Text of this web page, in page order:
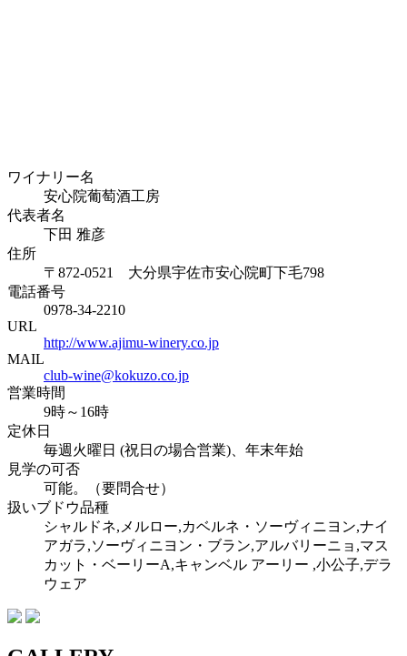
ワイナリー名
安心院葡萄酒工房
代表者名
下田 雅彦
住所
〒872-0521 大分県宇佐市安心院町下毛798
電話番号
0978-34-2210
URL
http://www.ajimu-winery.co.jp
MAIL
club-wine@kokuzo.co.jp
営業時間
9時～16時
定休日
毎週火曜日 (祝日の場合営業)、年末年始
見学の可否
可能。（要問合せ）
扱いブドウ品種
シャルドネ,メルロー,カベルネ・ソーヴィニヨン,ナイ
アガラ,ソーヴィニヨン・ブラン,アルバリーニョ,マス
カット・ベーリーA,キャンベル アーリー ,小公子,デラ
ウェア